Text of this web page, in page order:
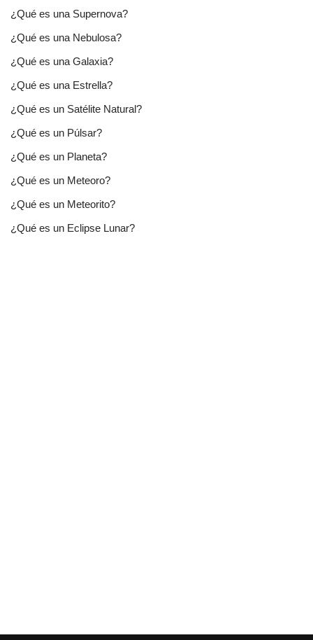
¿Qué es una Supernova?
¿Qué es una Nebulosa?
¿Qué es una Galaxia?
¿Qué es una Estrella?
¿Qué es un Satélite Natural?
¿Qué es un Púlsar?
¿Qué es un Planeta?
¿Qué es un Meteoro?
¿Qué es un Meteorito?
¿Qué es un Eclipse Lunar?